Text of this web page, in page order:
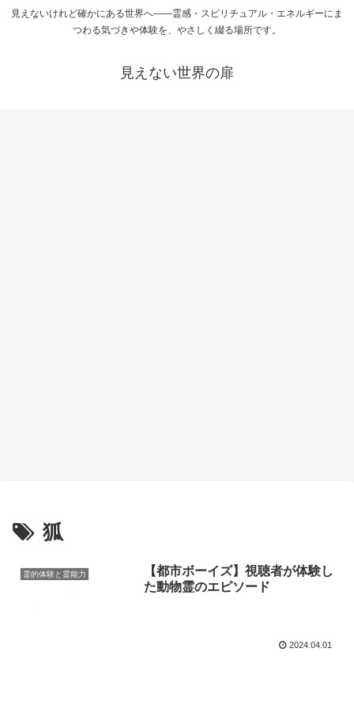
見えないけれど確かにある世界へ――霊感・スピリチュアル・エネルギーにま
つわる気づきや体験を、やさしく綴る場所です。
見えない世界の扉
狐
霊的体験と霊能力
【都市ボーイズ】視聴者が体験し
た動物霊のエピソード
2024.04.01